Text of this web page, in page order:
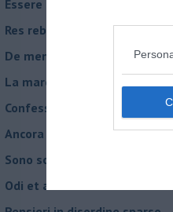
Essere
Res rebus
De mente
La marcia
Confessioni del pappagallo
Ancora pensieri & disordine
Sono solo parole
Odi et amo